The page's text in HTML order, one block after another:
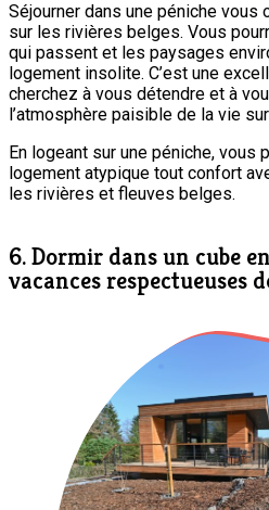
Séjourner dans une péniche vous
sur les rivières belges. Vous
qui passent et les paysages
logement insolite. C’est une
cherchez à vous détendre et à
l’atmosphère paisible de la vie sur
En logeant sur une péniche, vous
logement atypique tout confort
les rivières et fleuves belges.
6. Dormir dans un cube
vacances respectueuses